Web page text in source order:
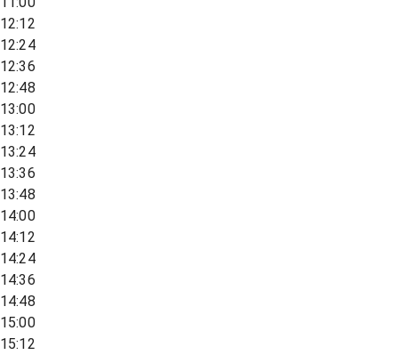
12:12
12:24
12:36
12:48
13:00
13:12
13:24
13:36
13:48
14:00
14:12
14:24
14:36
14:48
15:00
15:12